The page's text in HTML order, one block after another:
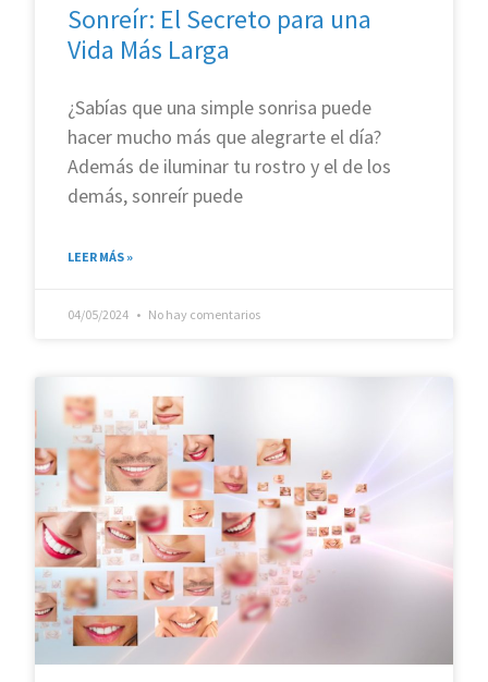
Sonreír: El Secreto para una
Vida Más Larga
¿Sabías que una simple sonrisa puede
hacer mucho más que alegrarte el día?
Además de iluminar tu rostro y el de los
demás, sonreír puede
LEER MÁS »
04/05/2024 No hay comentarios